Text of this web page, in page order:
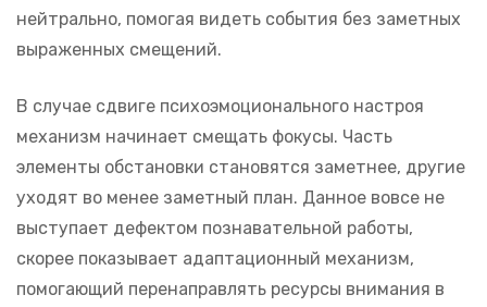
нейтрально, помогая видеть события без заметных
выраженных смещений.
В случае сдвиге психоэмоционального настроя
механизм начинает смещать фокусы. Часть
элементы обстановки становятся заметнее, другие
уходят во менее заметный план. Данное вовсе не
выступает дефектом познавательной работы,
скорее показывает адаптационный механизм,
помогающий перенаправлять ресурсы внимания в